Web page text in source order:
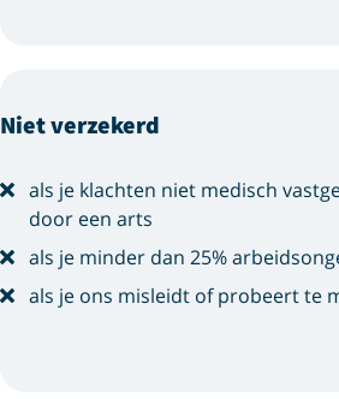
Niet verzekerd
als je klachten niet medisch
door een arts
als je minder dan 25%
als je ons misleidt of probeert te